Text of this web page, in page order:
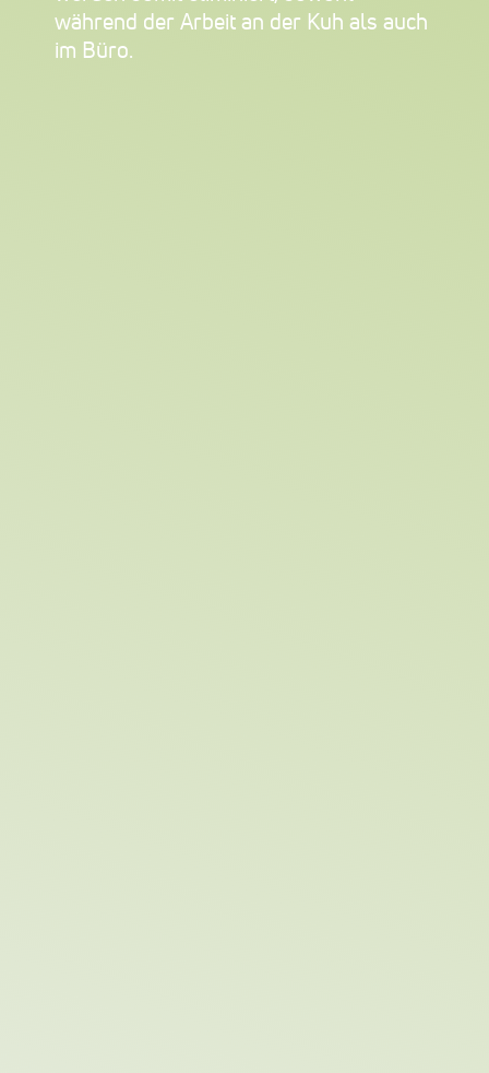
während der Arbeit an der Kuh als auch
im Büro.